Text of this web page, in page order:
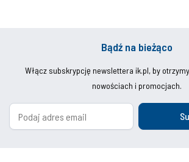
Bądź na bieżąco
Włącz subskrypcję newslettera ik.pl, by
nowościach i promocjach.